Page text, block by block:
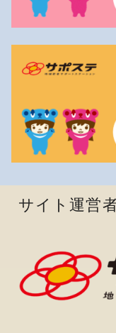
サイト運営